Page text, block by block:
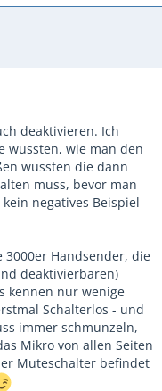
deaktivieren. Ich
wussten, wie man den
wussten die dann
muss, bevor man
negatives Beispiel
Handsender, die
deaktivierbaren)
kennen nur wenige
Schalterlos - und
immer schmunzeln,
Mikro von allen Seiten
Muteschalter befindet